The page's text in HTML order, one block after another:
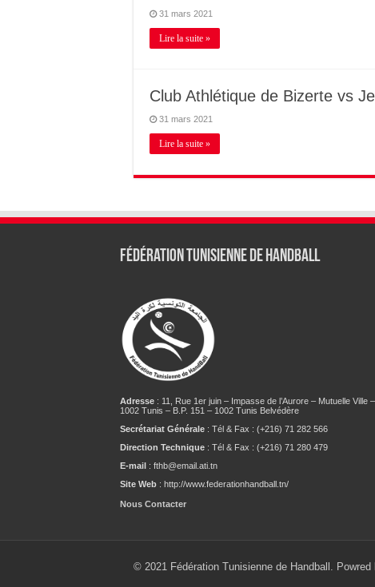
31 mars 2021
Lire la suite »
Club Athlétique de Bizerte vs
31 mars 2021
Lire la suite »
Fédération tunisienne de Handball
Adresse: 11, Rue 1er juin – Impasse de l’Aurore – Mutuelle Ville –
1002 Tunis – B.P. 151 – 1002 Tunis Belvédère
Secrétariat Générale: Tél & Fax : (+216) 71 282 566
Direction Technique : Tél & Fax : (+216) 71 280 479
E-mail: fthb@email.ati.tn
Site Web: http://www.federationhandball.tn/
Nous Contacter
© 2021 Fédération Tunisienne de Handball. Powred